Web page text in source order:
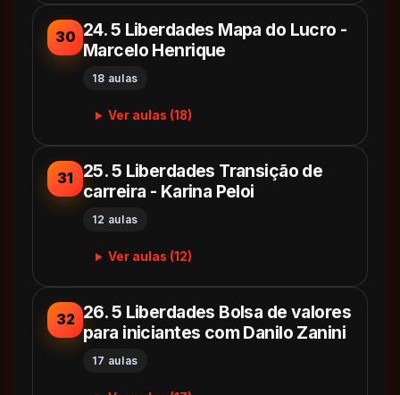
30 24. 5 Liberdades Mapa do Lucro -
Marcelo Henrique
18 aulas
Ver aulas (18)
31
25. 5 Liberdades Transição de
carreira - Karina Peloi
12 aulas
Ver aulas (12)
32 26. 5 Liberdades Bolsa de valores
para iniciantes com Danilo Zanini
17 aulas